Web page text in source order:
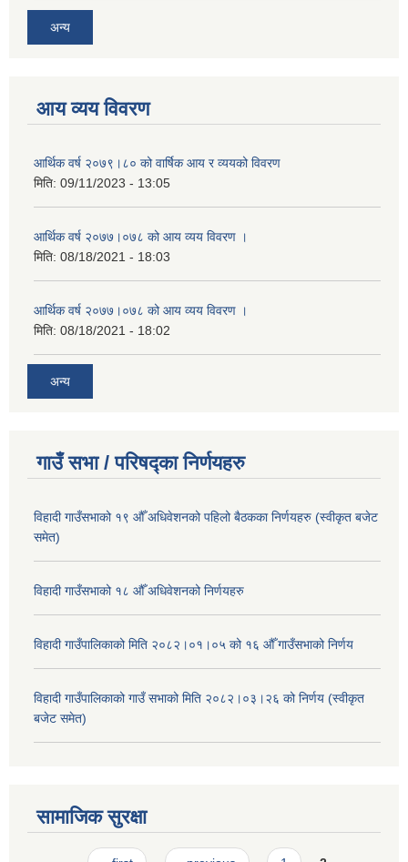
अन्य
आय व्यय विवरण
आर्थिक वर्ष २०७९।८० को वार्षिक आय र व्ययको विवरण
मिति: 09/11/2023 - 13:05
आर्थिक वर्ष २०७७।०७८ को आय व्यय विवरण ।
मिति: 08/18/2021 - 18:03
आर्थिक वर्ष २०७७।०७८ को आय व्यय विवरण ।
मिति: 08/18/2021 - 18:02
अन्य
गाउँ सभा / परिषद्का निर्णयहरु
विहादी गाउँसभाको १९ औँ अधिवेशनको पहिलो बैठकका निर्णयहरु (स्वीकृत बजेट
समेत)
विहादी गाउँसभाको १८ औँ अधिवेशनको निर्णयहरु
विहादी गाउँपालिकाको मिति २०८२।०१।०५ को १६ औँ गाउँसभाको निर्णय
विहादी गाउँपालिकाको गाउँ सभाको मिति २०८२।०३।२६ को निर्णय (स्वीकृत
बजेट समेत)
सामाजिक सुरक्षा